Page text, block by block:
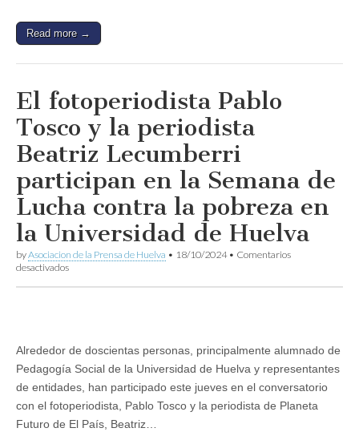
los
Premios
de
Divulgación
‘Actualidad-
con-
ciencia’
de
la
Read more →
El fotoperiodista Pablo
Tosco y la periodista
Beatriz Lecumberri
participan en la Semana de
Lucha contra la pobreza en
la Universidad de Huelva
byAsociacion de la Prensa de Huelva • 18/10/2024• Comentarios
desactivadosen
la
periodista
Beatriz
Lecumberri
participan
en
la
Alrededor de doscientas personas, principalmente alumnado de
Pedagogía Social de la Universidad de Huelva y representantes
de entidades, han participado este jueves en el conversatorio
con el fotoperiodista, Pablo Tosco y la periodista de Planeta
Futuro de El País, Beatriz…